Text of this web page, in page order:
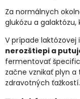
Za normálnych
glukózu a galaktózu,
V prípade laktózovej
nerozštiepi a
fermentovať
začne vznikať plyn
zdravotných ťažkostí.